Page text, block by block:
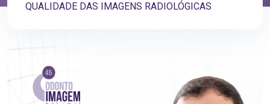
QUALIDADE DAS IMAGENS RADIOLÓGICAS